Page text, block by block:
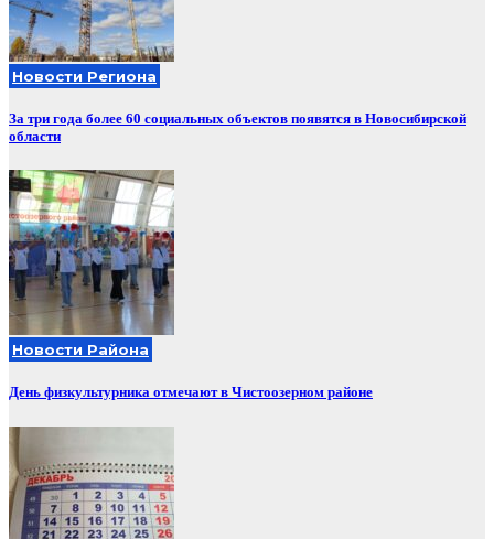
Новости Региона
За три года более 60 социальных объектов появятся в Новосибирской
области
Новости Района
День физкультурника отмечают в Чистоозерном районе